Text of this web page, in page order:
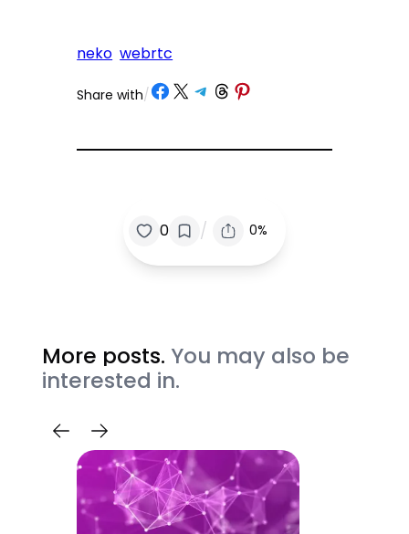
neko webrtc
Share with/ Share on Facebook
Share on X Share on Telegram
Share on Threads
Share on Pinterest
0 / 0%
More posts. You may also be
interested in.